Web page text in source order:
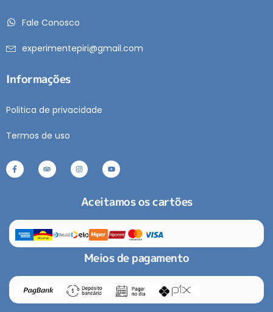
Fale Conosco
experimentepiri@gmail.com
Informações
Politica de privacidade
Termos de uso
Aceitamos os cartões
Meios de pagamento